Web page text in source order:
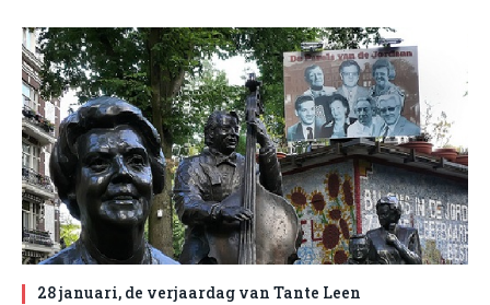
28 januari, de verjaardag van Tante Leen